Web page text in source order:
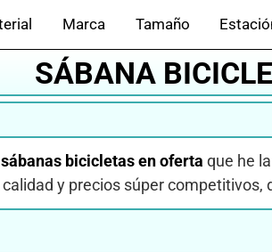
Marca Tamaño
SÁBANA
sábanas bicicletas en oferta que he
y precios súper